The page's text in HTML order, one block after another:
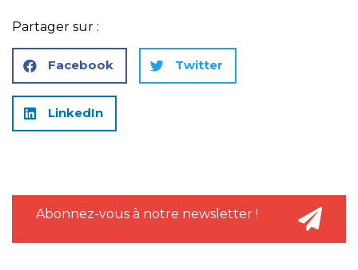
Partager sur :
Facebook Twitter
LinkedIn
Abonnez-vous à notre newsletter !